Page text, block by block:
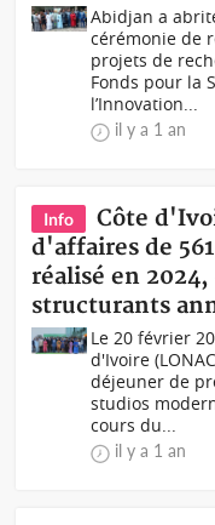
Abidjan a
cérémonie de
projets de
Fonds pour la
l’Innovation...
il y a 1 an
Info
Côte
d'affaires de
réalisé en
structurants
Le 20 février
d'Ivoire
déjeuner de
studios
cours du...
il y a 1 an